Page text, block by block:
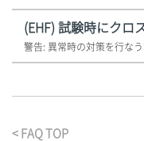
(EHF) 試験時にクロ
< FAQ TOP